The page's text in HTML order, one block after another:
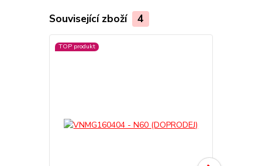
Související zboží 4
TOP produkt